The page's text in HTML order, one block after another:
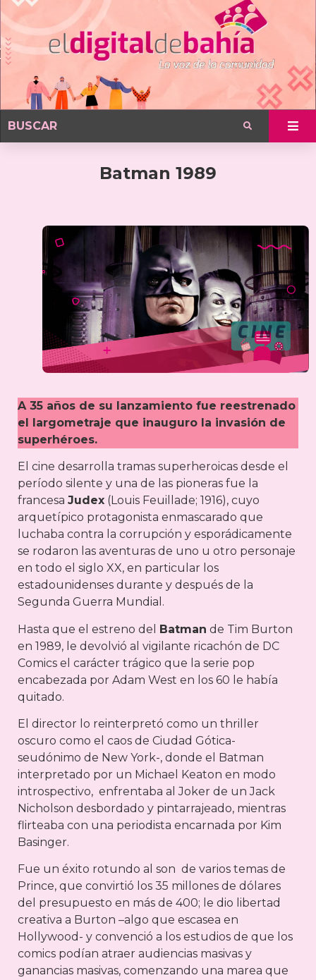
Batman 1989
A 35 años de su lanzamiento fue reestrenado
el largometraje que inauguro la invasión de
superhéroes.
El cine desarrolla tramas superheroicas desde el
período silente y una de las pioneras fue la
francesa Judex (Louis Feuillade; 1916), cuyo
arquetípico protagonista enmascarado que
luchaba contra la corrupción y esporádicamente
se rodaron las aventuras de uno u otro personaje
en todo el siglo XX, en particular los
estadounidenses durante y después de la
Segunda Guerra Mundial.
Hasta que el estreno del Batman de Tim Burton
en 1989, le devolvió al vigilante ricachón de DC
Comics el carácter trágico que la serie pop
encabezada por Adam West en los 60 le había
quitado.
El director lo reinterpretó como un thriller
oscuro como el caos de Ciudad Gótica-
seudónimo de New York-, donde el Batman
interpretado por un Michael Keaton en modo
introspectivo, enfrentaba al Joker de un Jack
Nicholson desbordado y pintarrajeado, mientras
flirteaba con una periodista encarnada por Kim
Basinger.
Fue un éxito rotundo al son de varios temas de
Prince, que convirtió los 35 millones de dólares
del presupuesto en más de 400; le dio libertad
creativa a Burton –algo que escasea en
Hollywood- y convenció a los estudios de que los
comics podían atraer audiencias masivas y
ganancias masivas, comenzando una marea que